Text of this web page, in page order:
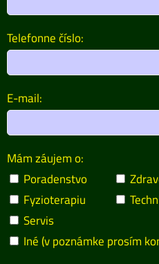
Telefonne číslo:
E-mail:
Mám záujem o:
Poradenstvo
Fyzioterapiu
Servis
Iné (v poznámke prosím